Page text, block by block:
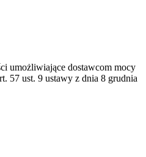
umożliwiające dostawcom mocy
57 ust. 9 ustawy z dnia 8 grudnia